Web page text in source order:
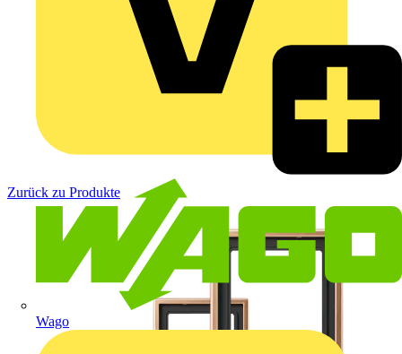
Wago
Zurück zu Produkte